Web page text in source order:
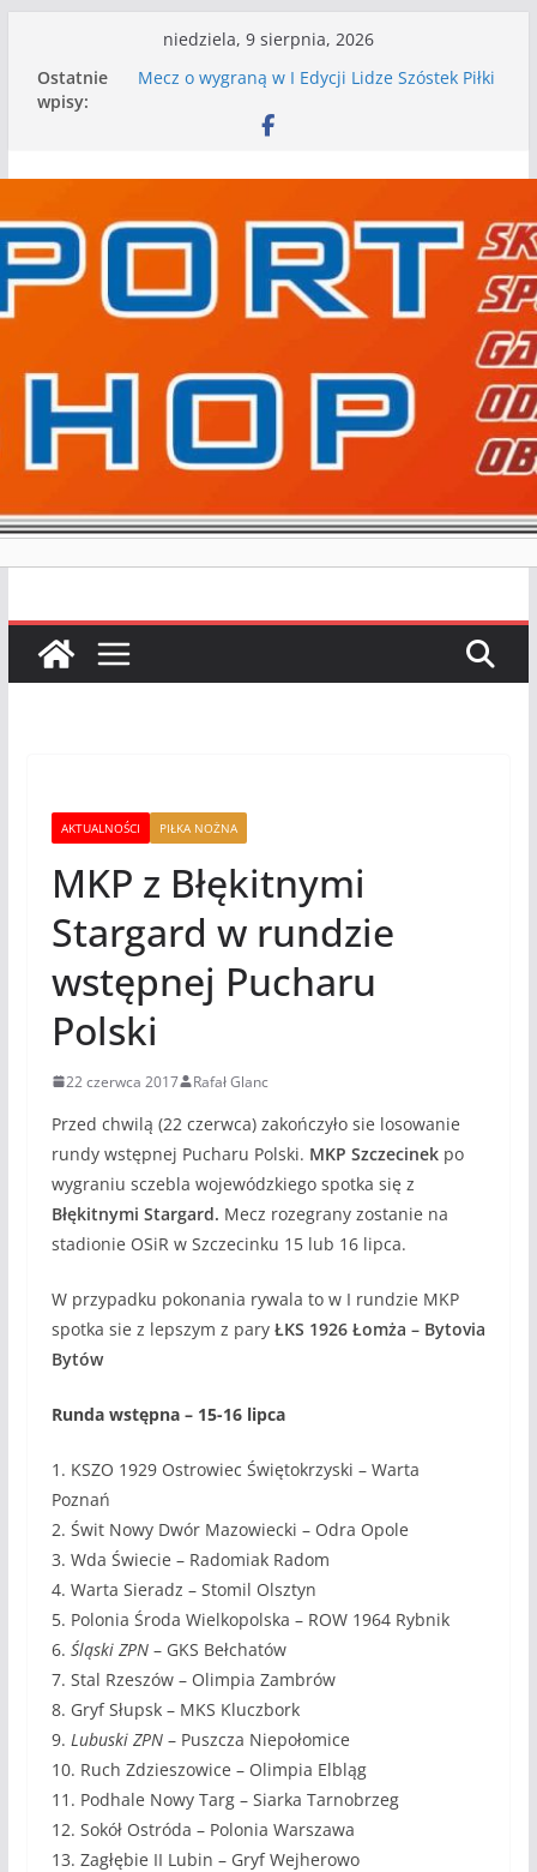
treści
niedziela, 9 sierpnia, 2026
Ostatnie
wpisy:
Mecz o wygraną w I Edycji Lidze Szóstek Piłki
Nasze piłkarskie zespoły w toku przygotowań
Kolejne gry kontrolne naszych piłkarskich
WKS wygrywa pierwszą edycję Ligi Szóstek w
Gwdzie Wielkiej
I mamy kolejne gry kontrolne, piłkarskie
granie przed nami
AKTUALNOŚCI PIŁKA NOŻNA
MKP z Błękitnymi
Stargard w rundzie
wstępnej Pucharu
Polski
22 czerwca 2017 Rafał Glanc
Przed chwilą (22 czerwca) zakończyło sie losowanie
rundy wstępnej Pucharu Polski. MKP Szczecinekpo
wygraniu sczebla wojewódzkiego spotka się z
Błękitnymi Stargard. Mecz rozegrany zostanie na
stadionie OSiR w Szczecinku 15 lub 16 lipca.
W przypadku pokonania rywala to w I rundzie MKP
spotka sie z lepszym z pary ŁKS 1926 Łomża – Bytovia
Bytów
Runda wstępna – 15-16 lipca
1. KSZO 1929 Ostrowiec Świętokrzyski – Warta
Poznań
2. Świt Nowy Dwór Mazowiecki – Odra Opole
3. Wda Świecie – Radomiak Radom
4. Warta Sieradz – Stomil Olsztyn
5. Polonia Środa Wielkopolska – ROW 1964 Rybnik
6. Śląski ZPN– GKS Bełchatów
7. Stal Rzeszów – Olimpia Zambrów
8. Gryf Słupsk – MKS Kluczbork
9. Lubuski ZPN– Puszcza Niepołomice
10. Ruch Zdzieszowice – Olimpia Elbląg
11. Podhale Nowy Targ – Siarka Tarnobrzeg
12. Sokół Ostróda – Polonia Warszawa
13. Zagłębie II Lubin – Gryf Wejherowo